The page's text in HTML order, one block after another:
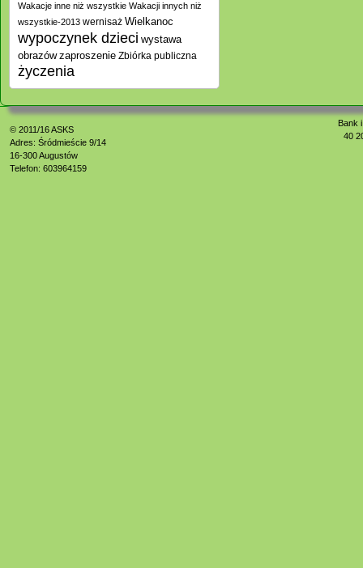
Wakacje inne niż wszystkie Wakacji innych niż
wszystkie-2013 wernisaż Wielkanoc
wypoczynek dzieci wystawa
obrazów zaproszenie Zbiórka publiczna
życzenia
© 2011/16ASKS
Adres: Śródmieście 9/14
16-300 Augustów
Telefon: 603964159
Bank
40